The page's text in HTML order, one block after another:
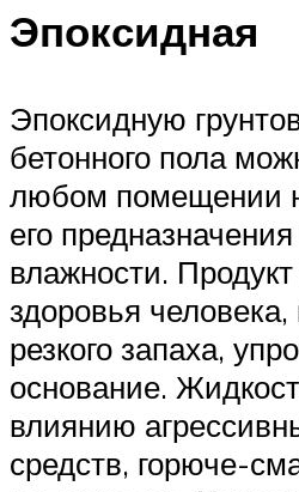
Эпоксидная
Эпоксидную
бетонного пола
любом помещении
его
влажности.
здоровья
резкого запаха,
основание.
влиянию
средств, горюче-